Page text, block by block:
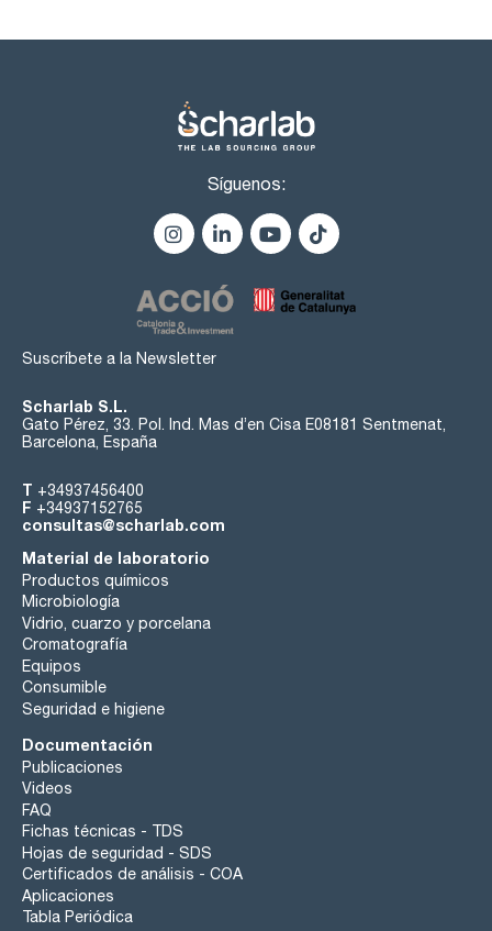
Síguenos:
Suscríbete a la Newsletter
Scharlab S.L.
Gato Pérez, 33. Pol. Ind. Mas d’en Cisa E08181 Sentmenat,
Barcelona, España
T +34937456400
F +34937152765
consultas@scharlab.com
Material de laboratorio
Productos químicos
Microbiología
Vidrio, cuarzo y porcelana
Cromatografía
Equipos
Consumible
Seguridad e higiene
Documentación
Publicaciones
Videos
FAQ
Fichas técnicas - TDS
Hojas de seguridad - SDS
Certificados de análisis - COA
Aplicaciones
Tabla Periódica